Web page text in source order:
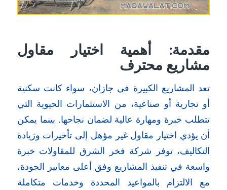
مقدمة: أهمية اختيار مقاول
مشاريع محترف
تعد المشاريع الكبيرة في جازان، سواء كانت سكنية
أو تجارية أو صناعية، من الاستثمارات الحيوية التي
تتطلب خبرة ومهارة عالية لضمان نجاحها. بينما يمكن
أن يؤدي اختيار مقاول غير مؤهل إلى تأخيرات وزيادة
التكاليف، توفر شركة فخر الشرق للمقاولات خبرة
واسعة في تنفيذ المشاريع وفق أعلى معايير الجودة،
مع الالتزام بالمواعيد المحددة وخدمات متكاملة